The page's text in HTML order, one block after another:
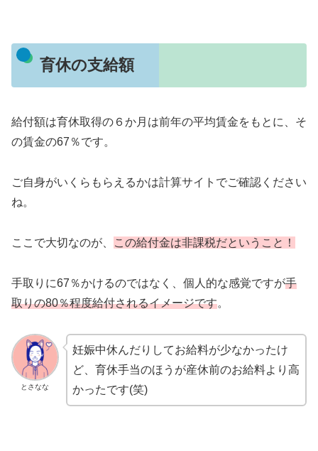
育休の支給額
給付額は育休取得の６か月は前年の平均賃金をもとに、そ
の賃金の67％です。
ご自身がいくらもらえるかは計算サイトでご確認ください
ね。
ここで大切なのが、 この給付金は非課税だということ！
手取りに67％かけるのではなく、個人的な感覚ですが手
取りの80％程度給付されるイメージです。
とさなな
妊娠中休んだりしてお給料が少なかったけ
ど、育休手当のほうが産休前のお給料より高
かったです(笑)